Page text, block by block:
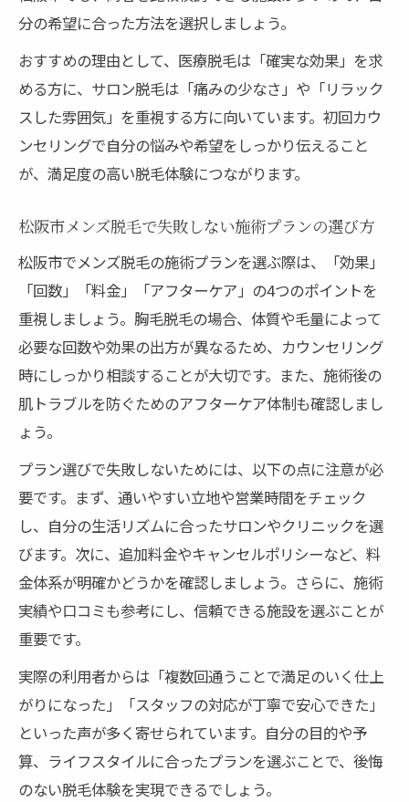
分の希望に合った方法を選択しましょう。
おすすめの理由として、医療脱毛は「確実な効果」を求
める方に、サロン脱毛は「痛みの少なさ」や「リラック
スした雰囲気」を重視する方に向いています。初回カウ
ンセリングで自分の悩みや希望をしっかり伝えること
が、満足度の高い脱毛体験につながります。
松阪市メンズ脱毛で失敗しない施術プランの選び方
松阪市でメンズ脱毛の施術プランを選ぶ際は、「効果」
「回数」「料金」「アフターケア」の4つのポイントを
重視しましょう。胸毛脱毛の場合、体質や毛量によって
必要な回数や効果の出方が異なるため、カウンセリング
時にしっかり相談することが大切です。また、施術後の
肌トラブルを防ぐためのアフターケア体制も確認しまし
ょう。
プラン選びで失敗しないためには、以下の点に注意が必
要です。まず、通いやすい立地や営業時間をチェック
し、自分の生活リズムに合ったサロンやクリニックを選
びます。次に、追加料金やキャンセルポリシーなど、料
金体系が明確かどうかを確認しましょう。さらに、施術
実績や口コミも参考にし、信頼できる施設を選ぶことが
重要です。
実際の利用者からは「複数回通うことで満足のいく仕上
がりになった」「スタッフの対応が丁寧で安心できた」
といった声が多く寄せられています。自分の目的や予
算、ライフスタイルに合ったプランを選ぶことで、後悔
のない脱毛体験を実現できるでしょう。